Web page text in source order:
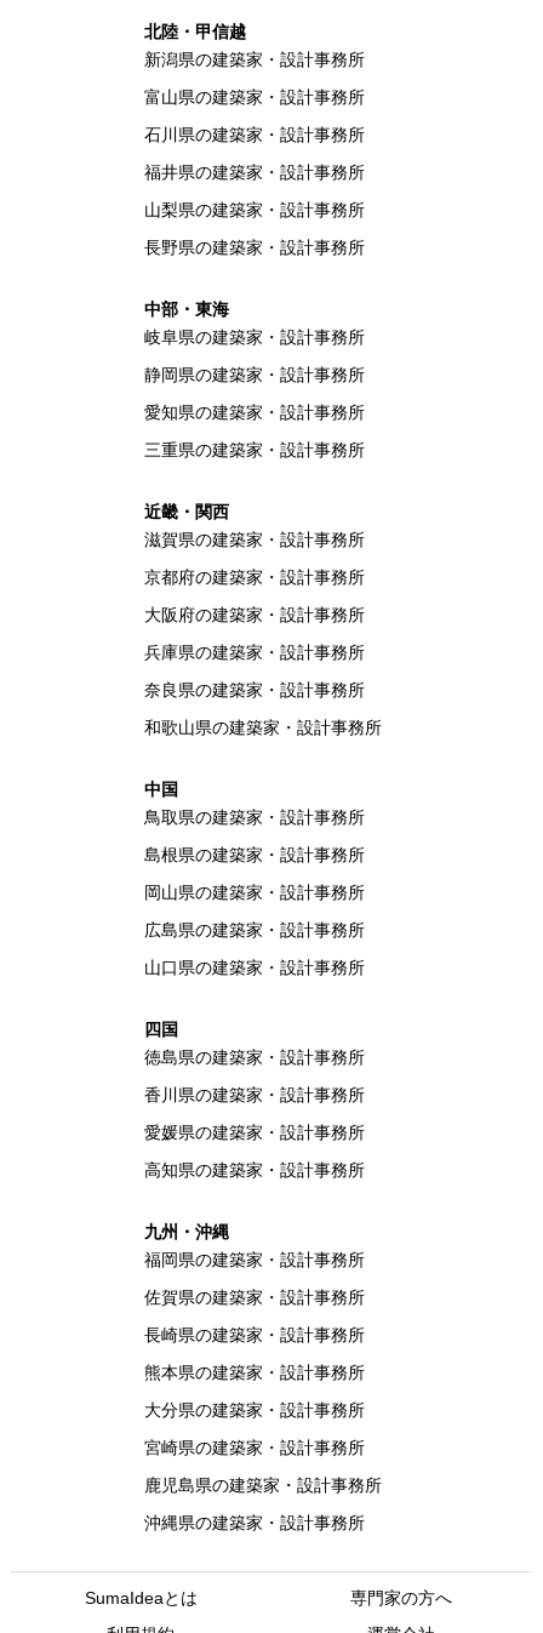
北陸・甲信越
新潟県の建築家・設計事務所
富山県の建築家・設計事務所
石川県の建築家・設計事務所
福井県の建築家・設計事務所
山梨県の建築家・設計事務所
長野県の建築家・設計事務所
中部・東海
岐阜県の建築家・設計事務所
静岡県の建築家・設計事務所
愛知県の建築家・設計事務所
三重県の建築家・設計事務所
近畿・関西
滋賀県の建築家・設計事務所
京都府の建築家・設計事務所
大阪府の建築家・設計事務所
兵庫県の建築家・設計事務所
奈良県の建築家・設計事務所
和歌山県の建築家・設計事務所
中国
鳥取県の建築家・設計事務所
島根県の建築家・設計事務所
岡山県の建築家・設計事務所
広島県の建築家・設計事務所
山口県の建築家・設計事務所
四国
徳島県の建築家・設計事務所
香川県の建築家・設計事務所
愛媛県の建築家・設計事務所
高知県の建築家・設計事務所
九州・沖縄
福岡県の建築家・設計事務所
佐賀県の建築家・設計事務所
長崎県の建築家・設計事務所
熊本県の建築家・設計事務所
大分県の建築家・設計事務所
宮崎県の建築家・設計事務所
鹿児島県の建築家・設計事務所
沖縄県の建築家・設計事務所
SumaIdeaとは
専門家の方へ